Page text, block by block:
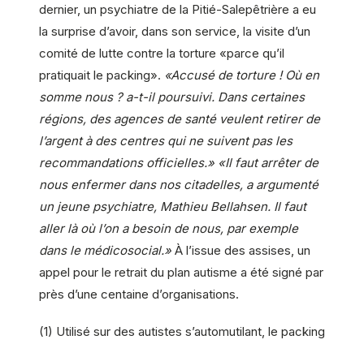
dernier, un psychiatre de la Pitié-Salepêtrière a eu
la surprise d’avoir, dans son service, la visite d’un
comité de lutte contre la torture «parce qu’il
pratiquait le packing». «Accusé de torture ! Où en
somme nous ? a-t-il poursuivi. Dans certaines
régions, des agences de santé veulent retirer de
l’argent à des centres qui ne suivent pas les
recommandations officielles.» «Il faut arrêter de
nous enfermer dans nos citadelles, a argumenté
un jeune psychiatre, Mathieu Bellahsen. Il faut
aller là où l’on a besoin de nous, par exemple
dans le médicosocial.» À l’issue des assises, un
appel pour le retrait du plan autisme a été signé par
près d’une centaine d’organisations.
(1) Utilisé sur des autistes s’automutilant, le packing